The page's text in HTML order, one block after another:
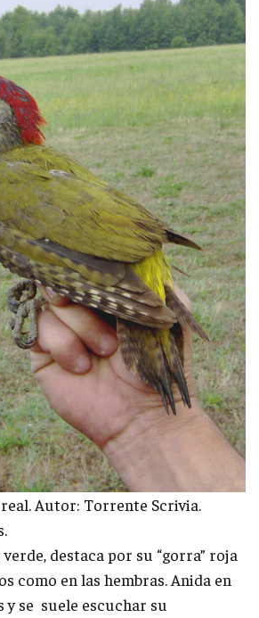
Autor: Torrente Scrivia.
destaca por su “gorra” roja
como en las hembras. Anida en
y se suele escuchar su